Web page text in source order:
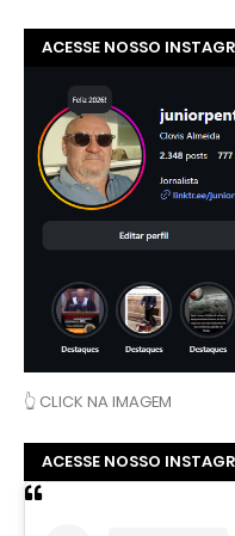
ACESSE NOSSO
👆 CLICK NA IMAGEM
ACESSE NOSSO